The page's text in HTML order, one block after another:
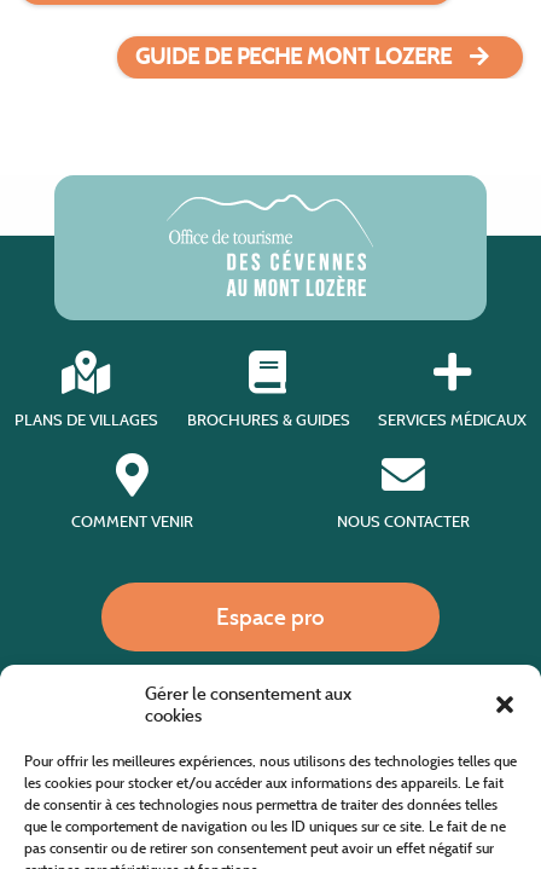
Gérer le consentement aux
cookies
Pour offrir les meilleures expériences, nous utilisons des technologies telles que
les cookies pour stocker et/ou accéder aux informations des appareils. Le fait
de consentir à ces technologies nous permettra de traiter des données telles
que le comportement de navigation ou les ID uniques sur ce site. Le fait de ne
pas consentir ou de retirer son consentement peut avoir un effet négatif sur
GUIDE DE PECHE MONT LOZERE
PLANS DE VILLAGES BROCHURES & GUIDES SERVICES MÉDICAUX
COMMENT VENIR NOUS CONTACTER
Espace pro
Site internet cofinancé par le fonds européen agricole pour le développement rural
L'Europe investit dans les zones rurales